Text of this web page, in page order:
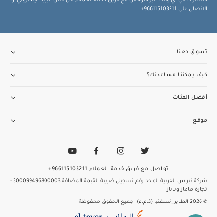
الوزن: (هيكل ووحدة مقعد): 12.9 كغم
قطع
طقم بيجامة، بودي سوت ومريلة سيليستيال لحديثي الولادة، 5
الاتصال على 966115103211+
.
تسوق معنا
كيف يمكننا مساعدتك؟
أفضل الفئات
موقع
شركة نبراس العربية المحد رقم تسجيل ضريبة القيمة المضافة 300099496800003
-
تجارة ماماز وباباز
© 2026 الطاير إنسغنيا (ذ.م.م). جميع الحقوق محفوظة
تواصل مع فريق خدمة العملاء 966115103211+